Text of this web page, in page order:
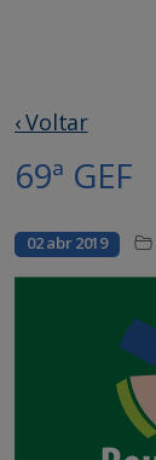
‹ Voltar
69ª GEF
02 abr 2019